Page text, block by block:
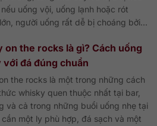
uống vội, uống lạnh hoặc rót
người uống rất dễ bị choáng bởi...
on the rocks là gì? Cách uống
đá đúng chuẩn
the rocks là một trong những cách
whisky quen thuộc nhất tại bar,
và cả trong những buổi uống nhẹ tại
cần một ly phù hợp, đá sạch và một